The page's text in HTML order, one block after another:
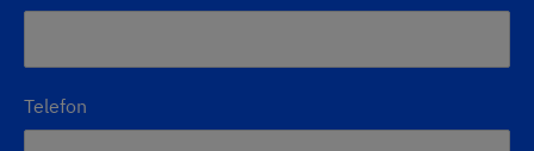
Telefon